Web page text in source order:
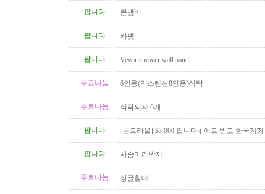
팝니다 큰냄비
팝니다 카펫
팝니다 Vevor shower wall panel
무료나눔 6인용(익스텐션8인용)식탁
무료나눔 식탁의자 6개
팝니다
[몬트리올] $3,000 팝니다 ( 이트 받고 한국계
팝니다
사슴머리박제
무료나눔 싱글침대